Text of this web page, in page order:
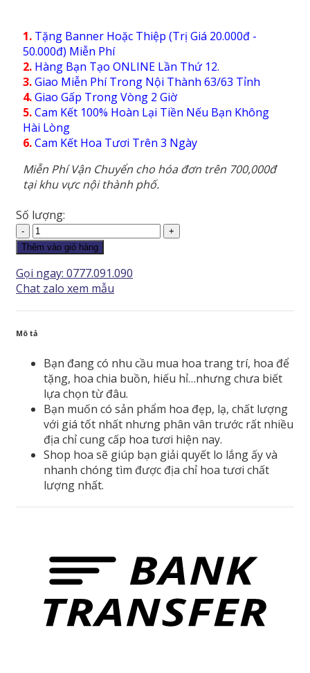
1. Tặng Banner Hoặc Thiệp (Trị Giá 20.000đ -
50.000đ) Miễn Phí
2. Hàng Bạn Tạo ONLINE Lần Thứ 12.
3.Giao Miễn Phí Trong Nội Thành 63/63 Tỉnh
4.Giao Gấp Trong Vòng 2 Giờ
5.Cam Kết 100% Hoàn Lại Tiền Nếu Bạn Không
Hài Lòng
6.Cam Kết Hoa Tươi Trên 3 Ngày
Miễn Phí Vận Chuyển cho hóa đơn trên 700,000đ
tại khu vực nội thành phố.
Số lượng:
Hoa
Tình
-
HTY164
Thêm vào giỏ hàng
Gọi ngay: 0777.091.090
Chat zalo xem mẫu
Mô tả
Bạn đang có nhu cầu mua hoa trang trí, hoa để
tặng, hoa chia buồn, hiếu hỉ…nhưng chưa biết
lựa chọn từ đâu.
Bạn muốn có sản phẩm hoa đẹp, lạ, chất lượng
với giá tốt nhất nhưng phân vân trước rất nhiều
địa chỉ cung cấp hoa tươi hiện nay.
Shop hoa sẽ giúp bạn giải quyết lo lắng ấy và
nhanh chóng tìm được địa chỉ hoa tươi chất
lượng nhất.